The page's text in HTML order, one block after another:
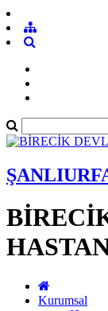
Kurumsal